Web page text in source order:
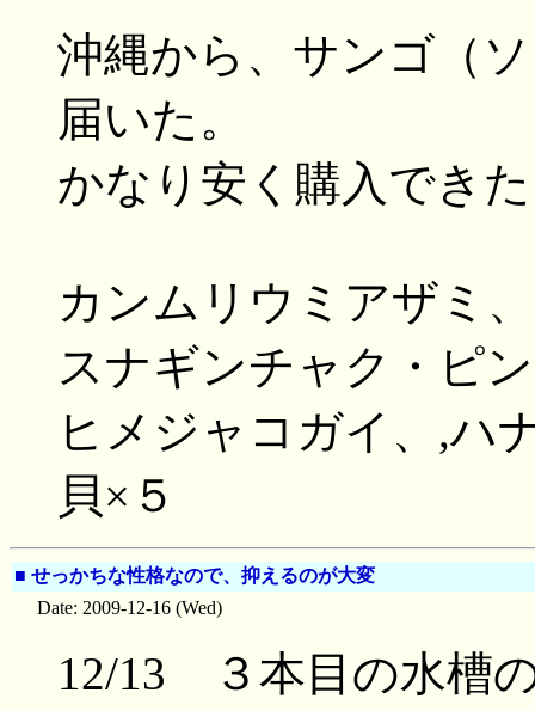
沖縄から、サンゴ（
届いた。
かなり安く購入でき
カンムリウミアザミ
スナギンチャク・ピ
ヒメジャコガイ、,ハ
貝×５
■ せっかちな性格なので、抑えるのが大変
Date: 2009-12-16 (Wed)
12/13 ３本目の水槽